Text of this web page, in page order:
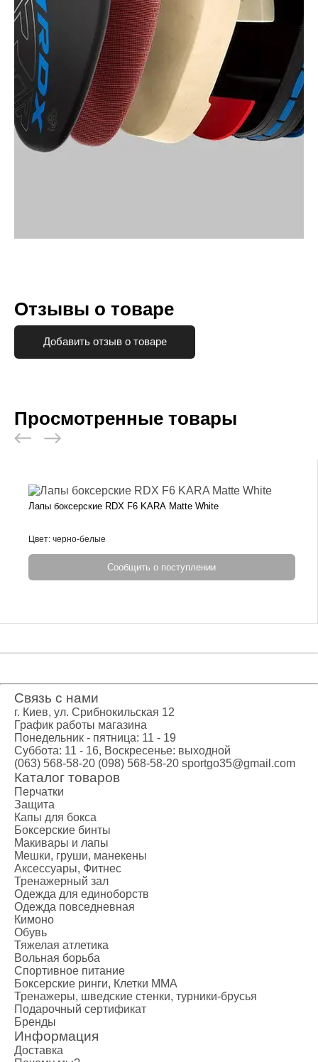
Отзывы о товаре
Добавить отзыв о товаре
Просмотренные товары
Лапы боксерские RDX F6 KARA Matte White
Цвет: черно-белые
Сообщить о поступлении
Связь с нами
г. Киев, ул. Срибнокильская 12
График работы магазина
Понедельник - пятница: 11 - 19
Суббота: 11 - 16, Воскресенье: выходной
(063) 568-58-20 (098) 568-58-20 sportgo35@gmail.com
Каталог товаров
Перчатки
Защита
Капы для бокса
Боксерские бинты
Макивары и лапы
Мешки, груши, манекены
Аксессуары, Фитнес
Тренажерный зал
Одежда для единоборств
Одежда повседневная
Кимоно
Обувь
Тяжелая атлетика
Вольная борьба
Спортивное питание
Боксерские ринги, Клетки ММА
Тренажеры, шведские стенки, турники-брусья
Подарочный сертификат
Бренды
Информация
Доставка